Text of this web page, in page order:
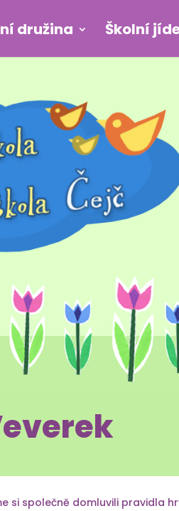
družina Školní
si společně domluvili pravidla